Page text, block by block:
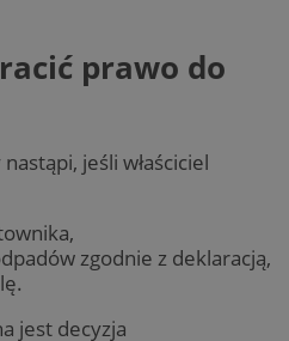
prawo do
jeśli właściciel
zgodnie z deklaracją,
jest decyzja